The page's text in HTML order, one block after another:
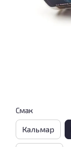
Смак
Кальмар